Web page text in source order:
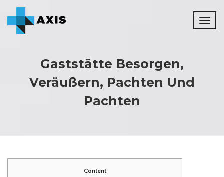
Gaststätte Besorgen,
Veräußern, Pachten Und
Pachten
Content